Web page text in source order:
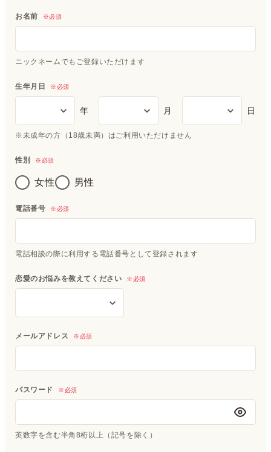
お名前 ※必須
ニックネームでもご登録いただけます
生年月日 ※必須
年 月 日
※未成年の方（18歳未満）はご利用いただけません
性別 ※必須
女性 男性
電話番号 ※必須
電話相談の際に利用する電話番号として登録されます
恋愛のお悩みを教えてください ※必須
メールアドレス ※必須
パスワード ※必須
英数字を含む半角8桁以上（記号を除く）